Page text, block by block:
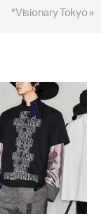
*Visionary Tokyo »